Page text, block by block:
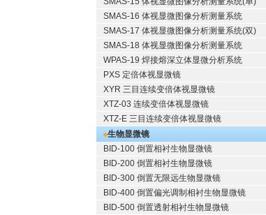
SMAS-16 体视显微图像分析测量系统
SMAS-17 体视显微图像分析测量系统(双)
SMAS-18 体视显微图像分析测量系统
WPAS-19 焊接熔深立体显微分析系统
PXS 定倍体视显微镜
XYR 三目连续变倍体视显微镜
XTZ-03 连续变倍体视显微镜
XTZ-E 三目连续变倍体视显微镜
生物显微镜
BID-100 倒置相衬生物显微镜
BID-200 倒置相衬生物显微镜
BID-300 倒置无限远生物显微镜
BID-400 倒置偏光调制相衬生物显微镜
BID-500 倒置透射相衬生物显微镜